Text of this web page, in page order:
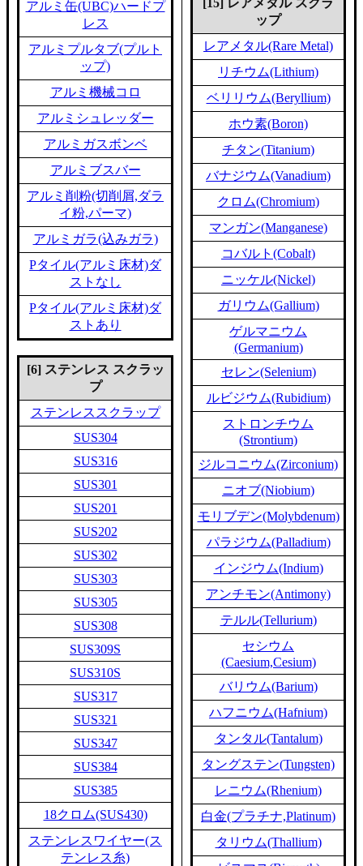
アルミ缶(UBC)ハードプ
レス
アルミプルタブ(プルト
ップ)
アルミ機械コロ
アルミシュレッダー
アルミガスボンベ
アルミブスバー
アルミ削粉(切削屑,ダラ
イ粉,パーマ)
アルミガラ(込みガラ)
Pタイル(アルミ床材)ダ
ストなし
Pタイル(アルミ床材)ダ
ストあり
[6] ステンレス スクラッ
プ
ステンレススクラップ
SUS304
SUS316
SUS301
SUS201
SUS202
SUS302
SUS303
SUS305
SUS308
SUS309S
SUS310S
SUS317
SUS321
SUS347
SUS384
SUS385
18クロム(SUS430)
ステンレスワイヤー(ス
テンレス糸)
[15] レアメタル スクラ
ップ
レアメタル(Rare Metal)
リチウム(Lithium)
ベリリウム(Beryllium)
ホウ素(Boron)
チタン(Titanium)
バナジウム(Vanadium)
クロム(Chromium)
マンガン(Manganese)
コバルト(Cobalt)
ニッケル(Nickel)
ガリウム(Gallium)
ゲルマニウム
(Germanium)
セレン(Selenium)
ルビジウム(Rubidium)
ストロンチウム
(Strontium)
ジルコニウム(Zirconium)
ニオブ(Niobium)
モリブデン(Molybdenum)
パラジウム(Palladium)
インジウム(Indium)
アンチモン(Antimony)
テルル(Tellurium)
セシウム
(Caesium,Cesium)
バリウム(Barium)
ハフニウム(Hafnium)
タンタル(Tantalum)
タングステン(Tungsten)
レニウム(Rhenium)
白金(プラチナ,Platinum)
タリウム(Thallium)